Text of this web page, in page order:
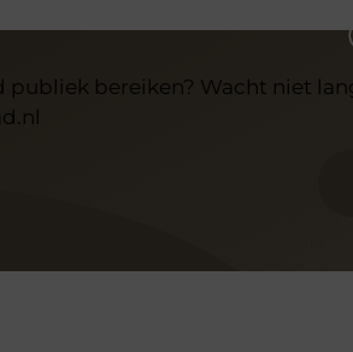
bereiken? Wacht niet